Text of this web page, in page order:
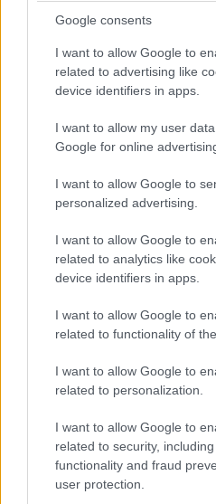
Google consents
I want to allow Google to
related to advertising like
device identifiers in apps.
I want to allow my user
Google for online
I want to allow Google to
personalized advertising.
I want to allow Google to
related to analytics like
device identifiers in apps.
I want to allow Google to
related to functionality of
I want to allow Google to
related to personalization.
I want to allow Google to
related to security,
functionality and fraud
user protection.
Το «τρίπτυχο» κατά της
εγκέφαλο αργότερα
Ανησυχία για τον ιό του